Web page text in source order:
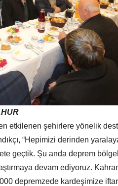
etkilenen şehirlere yönelik
“Hepimizi derinden
geçtik. Şu anda deprem
devam ediyoruz.
depremzede kardeşimize